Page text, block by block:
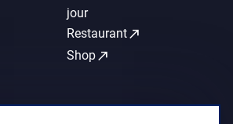
jour
Restaurantcall_made
Shopcall_made